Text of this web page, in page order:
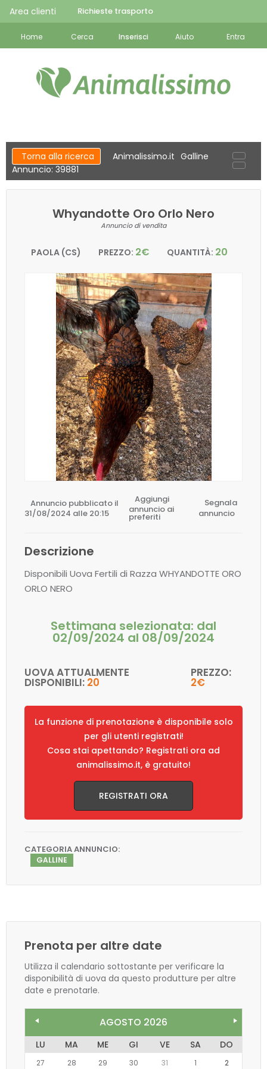
Area clienti Richieste trasporto
Home Cerca Inserisci Aiuto Entra
Torna alla ricerca Animalissimo.it Galline
Annuncio: 39881
Whyandotte Oro Orlo Nero
Annuncio di vendita
PAOLA (CS) PREZZO: 2€ QUANTITÀ: 20
Annuncio pubblicato il
31/08/2024 alle 20:15
Aggiungi
annuncio ai
preferiti
Segnala
annuncio
Descrizione
Disponibili Uova Fertili di Razza WHYANDOTTE ORO
ORLO NERO
Settimana selezionata: dal
02/09/2024 al 08/09/2024
UOVA ATTUALMENTE
DISPONIBILI: 20
PREZZO:
2€
La funzione di prenotazione è disponibile solo
per gli utenti registrati!
Cosa stai apettando? Registrati ora ad
animalissimo.it, è gratuito!
REGISTRATI ORA
CATEGORIA ANNUNCIO:
GALLINE
Prenota per altre date
Utilizza il calendario sottostante per verificare la
disponibilità di uova da questo produtture per altre
date e prenotarle.
AGOSTO 2026
LU MA ME GI VE SA DO
27 28 29 30 31 1 2